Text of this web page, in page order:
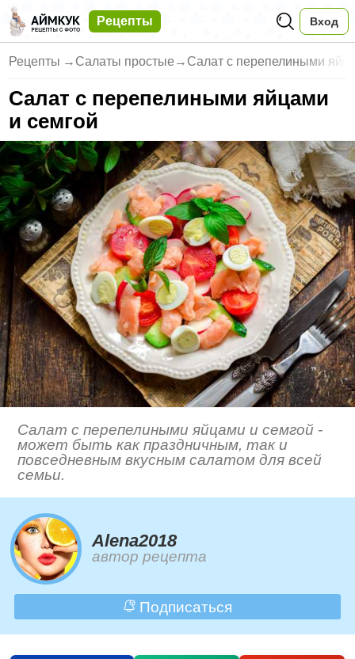
Рецепты Вход
Рецепты → Салаты простые → Салат с перепелиными
Салат с перепелиными яйцами
и семгой
Салат с перепелиными яйцами и семгой -
может быть как праздничным, так и
повседневным вкусным салатом для всей
семьи.
Alena2018
автор рецепта
Подписаться